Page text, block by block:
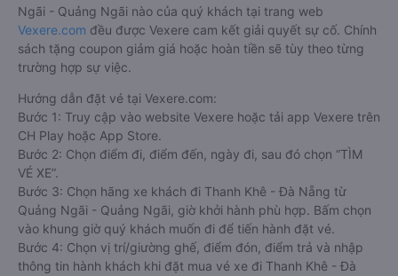
Ngãi - Quảng Ngãi nào của quý khách tại trang web
Vexere.com đều được Vexere cam kết giải quyết sự cố. Chính
sách tặng coupon giảm giá hoặc hoàn tiền sẽ tùy theo từng
trường hợp sự việc.
Hướng dẫn đặt vé tại Vexere.com:
Bước 1: Truy cập vào website Vexere hoặc tải app Vexere trên
CH Play hoặc App Store.
Bước 2: Chọn điểm đi, điểm đến, ngày đi, sau đó chọn “TÌM
VÉ XE”.
Bước 3: Chọn hãng xe khách đi Thanh Khê - Đà Nẵng từ
Quảng Ngãi - Quảng Ngãi, giờ khởi hành phù hợp. Bấm chọn
vào khung giờ quý khách muốn đi để tiến hành đặt vé.
Bước 4: Chọn vị trí/giường ghế, điểm đón, điểm trả và nhập
thông tin hành khách khi đặt mua vé xe đi Thanh Khê - Đà